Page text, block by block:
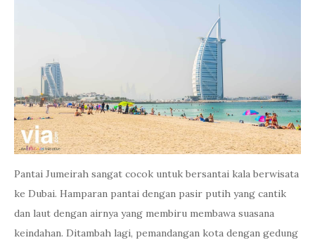
Pantai Jumeirah sangat cocok untuk bersantai kala berwisata
ke Dubai. Hamparan pantai dengan pasir putih yang cantik
dan laut dengan airnya yang membiru membawa suasana
keindahan. Ditambah lagi, pemandangan kota dengan gedung